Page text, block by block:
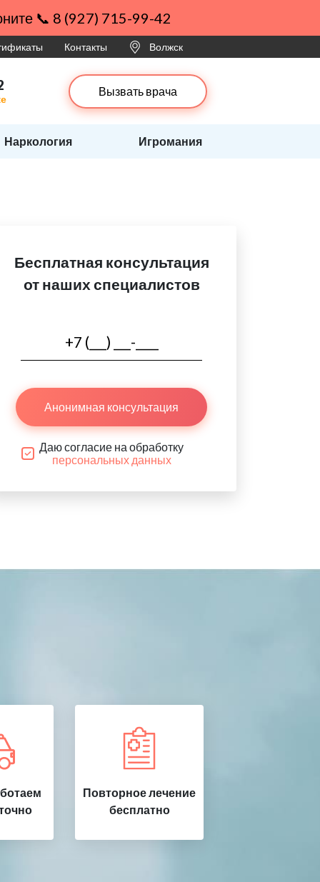
📞 8 (927) 715-99-42
Контакты Волжск
Вызвать врача
Наркология Игромания
Бесплатная консультация
от наших специалистов
Анонимная консультация
Даю согласие на обработку
персональных данных
Повторное лечение
бесплатно